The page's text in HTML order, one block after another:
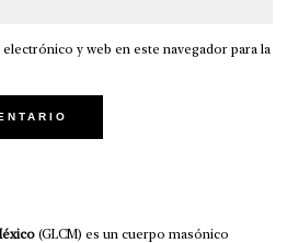
y web en este navegador para la
(GLCM) es un cuerpo masónico